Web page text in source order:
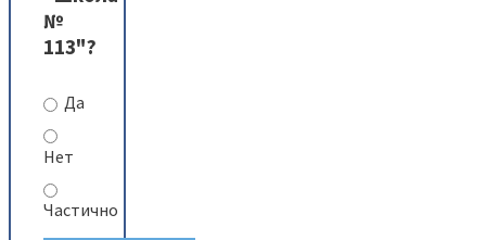
№
113"?
Да
Нет
Частично